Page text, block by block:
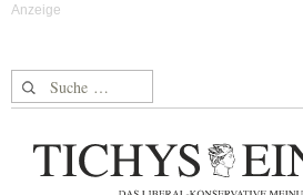
Suche nach: